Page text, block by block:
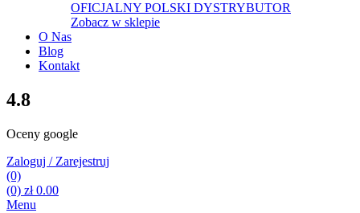
OFICJALNY POLSKI DYSTRYBUTOR
Zobacz w sklepie
O Nas
Blog
Kontakt
4.8
Oceny google
Zaloguj / Zarejestruj
(0)
(0) zł0.00
Menu